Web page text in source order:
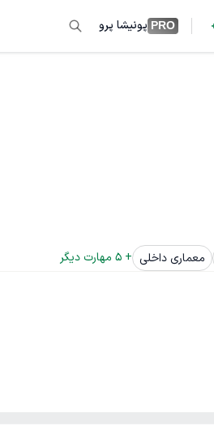
PRO پونیشا پرو
معماری داخلی +
5 مهارت دیگر